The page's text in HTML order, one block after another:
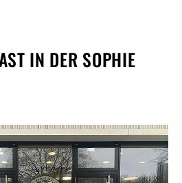
IN DER SOPHIE